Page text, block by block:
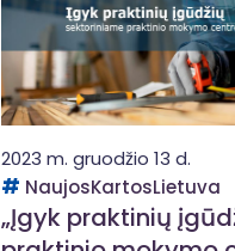
2023 m. gruodžio 13 d.
NaujosKartosLietuva
„Įgyk praktinių